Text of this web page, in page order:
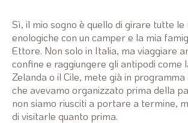
Sì, il mio sogno è quello di girare tutte
enologiche con un camper e la mia
Ettore. Non solo in Italia, ma viaggiare
confine e raggiungere gli antipodi come
Zelanda o il Cile, mete già in programma
che avevamo organizzato prima della
non siamo riusciti a portare a termine,
di visitarle quanto prima.